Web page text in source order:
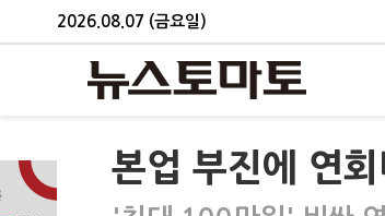
2026.08.07 (금요일)
본업 부진에 연